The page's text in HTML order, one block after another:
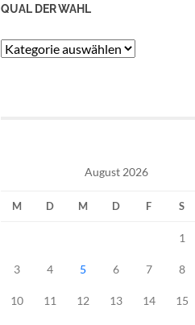
QUAL DER WAHL
Qual
August 2026
M D M D F S
1
3 4 5 6 7 8
10 11 12 13 14 15